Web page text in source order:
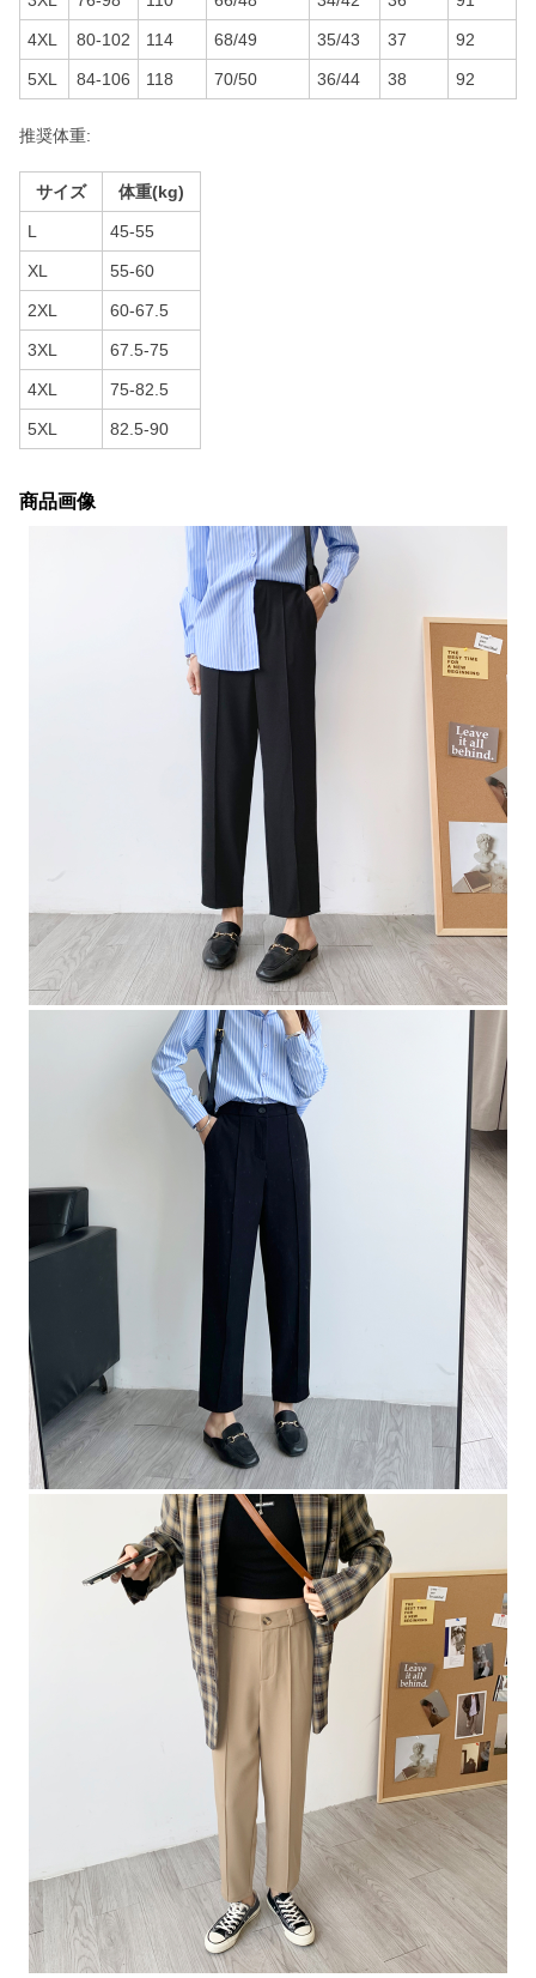
4XL 80-102 114 68/49 35/43 37 92
5XL 84-106 118 70/50 36/44 38 92
推奨体重:
サイズ 体重(kg)
L 45-55
XL 55-60
2XL 60-67.5
3XL 67.5-75
4XL 75-82.5
5XL 82.5-90
商品画像